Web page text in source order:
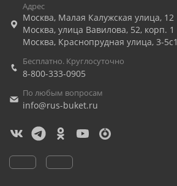
Адрес
Москва, Малая Калужская улица, 12
Москва, улица Вавилова, 52, корп. 1
Москва, Краснопрудная улица, 3-5с1
Бесплатно. Круглосуточно
8-800-333-0905
По любым вопросам
info@rus-buket.ru